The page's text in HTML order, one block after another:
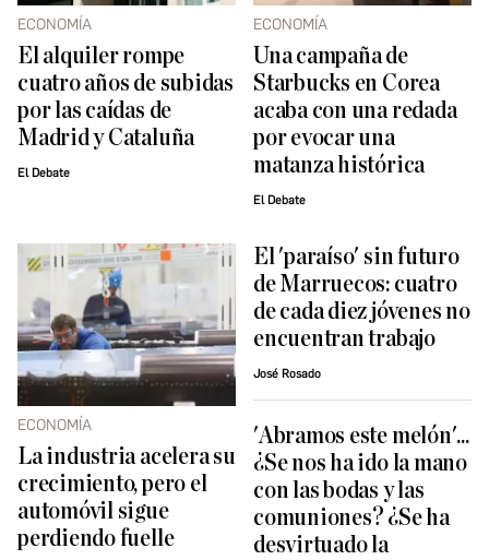
ECONOMÍA
El alquiler rompe
cuatro años de subidas
por las caídas de
Madrid y Cataluña
El Debate
ECONOMÍA
Una campaña de
Starbucks en Corea
acaba con una redada
por evocar una
matanza histórica
El Debate
ECONOMÍA
La industria acelera su
crecimiento, pero el
automóvil sigue
perdiendo fuelle
El 'paraíso' sin futuro
de Marruecos: cuatro
de cada diez jóvenes no
encuentran trabajo
José Rosado
'Abramos este melón'...
¿Se nos ha ido la mano
con las bodas y las
comuniones? ¿Se ha
desvirtuado la